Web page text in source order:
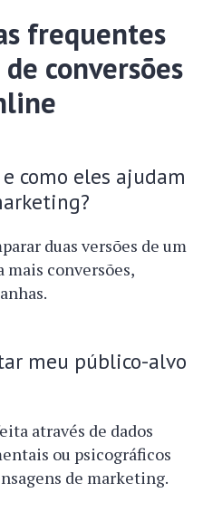
frequentes
conversões
como eles ajudam
duas versões de um
mais conversões,
meu público-alvo
através de dados
ou psicográficos
de marketing.